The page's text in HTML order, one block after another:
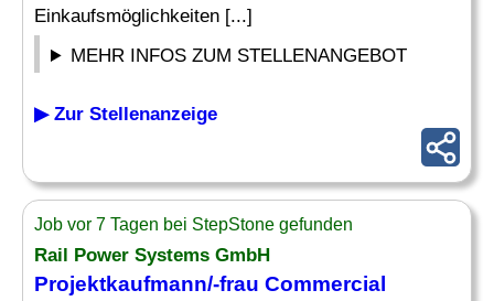
Einkaufsmöglichkeiten [...]
MEHR INFOS ZUM STELLENANGEBOT
▶ Zur Stellenanzeige
Job vor 7 Tagen bei StepStone gefunden
Rail Power Systems GmbH
Projektkaufmann/-frau Commercial